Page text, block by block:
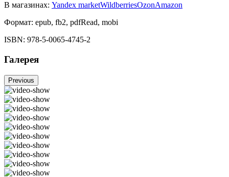
В магазинах: Yandex marketWildberriesOzonAmazon
Формат: epub, fb2, pdfRead, mobi
ISBN: 978-5-0065-4745-2
Галерея
Previous